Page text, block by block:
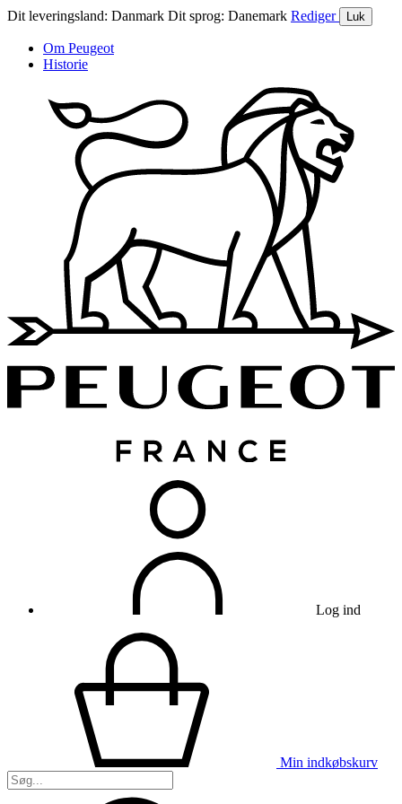
Dit leveringsland: Danmark Dit sprog: Danemark Rediger Luk
Om Peugeot
Historie
Log ind
Min indkøbskurv